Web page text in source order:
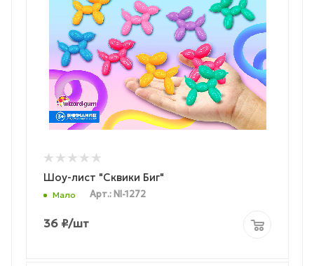
Шоу-лист "Сквики Биг"
Мало Арт.: NI-1272
36 ₽/шт